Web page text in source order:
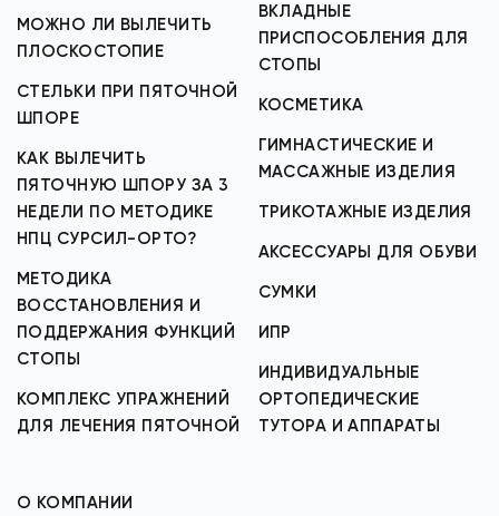
МОЖНО ЛИ ВЫЛЕЧИТЬ
ПЛОСКОСТОПИЕ
СТЕЛЬКИ ПРИ ПЯТОЧНОЙ
ШПОРЕ
КАК ВЫЛЕЧИТЬ
ПЯТОЧНУЮ ШПОРУ ЗА 3
НЕДЕЛИ ПО МЕТОДИКЕ
НПЦ СУРСИЛ-ОРТО?
МЕТОДИКА
ВОССТАНОВЛЕНИЯ И
ПОДДЕРЖАНИЯ ФУНКЦИЙ
СТОПЫ
КОМПЛЕКС УПРАЖНЕНИЙ
ДЛЯ ЛЕЧЕНИЯ ПЯТОЧНОЙ
ВКЛАДНЫЕ
ПРИСПОСОБЛЕНИЯ ДЛЯ
СТОПЫ
КОСМЕТИКА
ГИМНАСТИЧЕСКИЕ И
МАССАЖНЫЕ ИЗДЕЛИЯ
ТРИКОТАЖНЫЕ ИЗДЕЛИЯ
АКСЕССУАРЫ ДЛЯ ОБУВИ
СУМКИ
ИПР
ИНДИВИДУАЛЬНЫЕ
ОРТОПЕДИЧЕСКИЕ
ТУТОРА И АППАРАТЫ
О КОМПАНИИ